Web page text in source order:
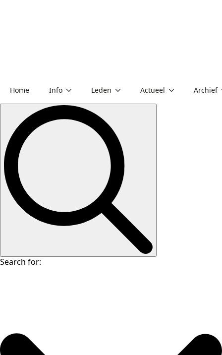
Home Info Leden Actueel Archief
Search for: